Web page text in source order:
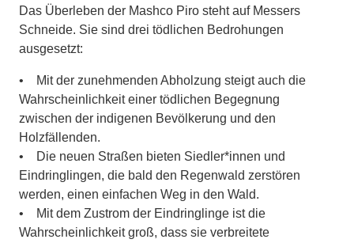
Das Überleben der Mashco Piro steht auf Messers
Schneide. Sie sind drei tödlichen Bedrohungen
ausgesetzt:
• Mit der zunehmenden Abholzung steigt auch die
Wahrscheinlichkeit einer tödlichen Begegnung
zwischen der indigenen Bevölkerung und den
Holzfällenden.
• Die neuen Straßen bieten Siedler*innen und
Eindringlingen, die bald den Regenwald zerstören
werden, einen einfachen Weg in den Wald.
• Mit dem Zustrom der Eindringlinge ist die
Wahrscheinlichkeit groß, dass sie verbreitete